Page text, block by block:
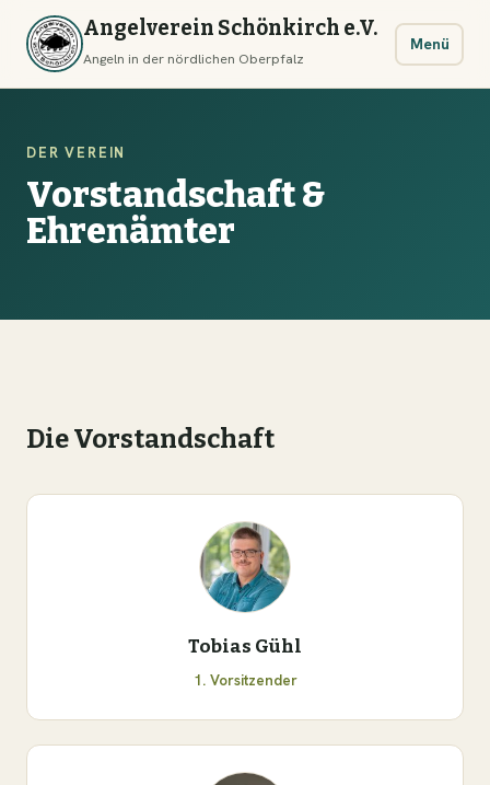
Angelverein Schönkirch e.V.
Angeln in der nördlichen Oberpfalz
Menü
DER VEREIN
Vorstandschaft &
Ehrenämter
Die Vorstandschaft
Tobias Gühl
1. Vorsitzender